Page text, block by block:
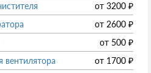
от 3200 ₽
от 2600 ₽
от 500 ₽
вентилятора
от 1700 ₽